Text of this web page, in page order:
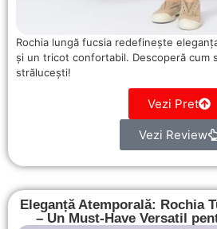
Rochia lungă fucsia redefinește
și un tricot confortabil. Descoperă cum
strălucești!
Vezi Pret
Vezi Review
Eleganță Atemporală: Rochia
– Un Must-Have Versatil